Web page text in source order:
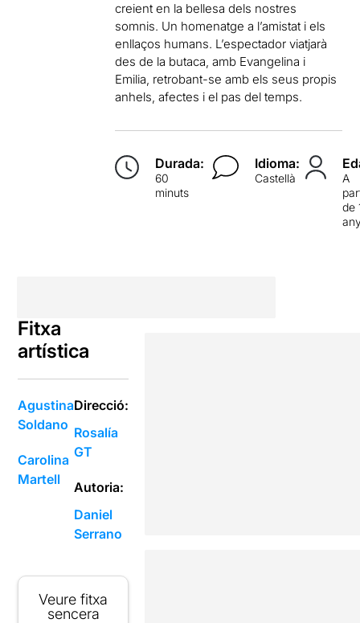
creient en la bellesa dels nostres
somnis. Un homenatge a l’amistat i els
enllaços humans. L’espectador viatjarà
des de la butaca, amb Evangelina i
Emilia, retrobant-se amb els seus propis
anhels, afectes i el pas del temps.
Durada:
60
minuts
Idioma:
Castellà
A
de
Fitxa
artística
Agustina
Soldano
Carolina
Martell
Direcció:
Rosalía
GT
Autoria:
Daniel
Serrano
Veure fitxa
sencera